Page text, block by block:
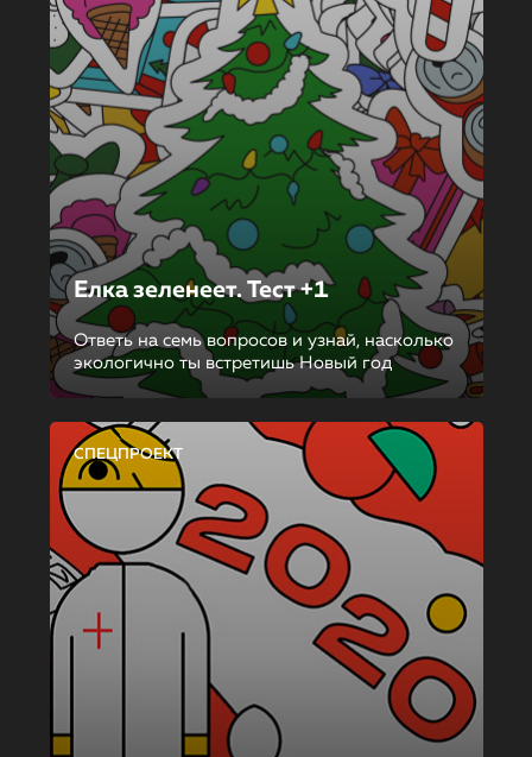
Елка зеленеет. Тест +1
Ответь на семь вопросов и узнай, насколько
экологично ты встретишь Новый год
СПЕЦПРОЕКТ